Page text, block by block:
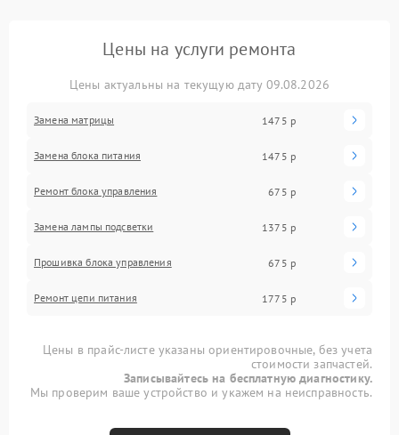
Цены на услуги ремонта
Цены актуальны на текущую дату 09.08.2026
Замена матрицы 1475 р
Замена блока питания 1475 р
Ремонт блока управления 675 р
Замена лампы подсветки 1375 р
Прошивка блока управления 675 р
Ремонт цепи питания 1775 р
Цены в прайс-листе указаны ориентировочные, без учета
стоимости запчастей.
Записывайтесь на бесплатную диагностику.
Мы проверим ваше устройство и укажем на неисправность.